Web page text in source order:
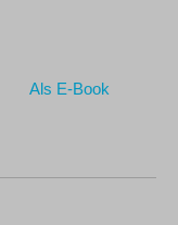
Als E-Book